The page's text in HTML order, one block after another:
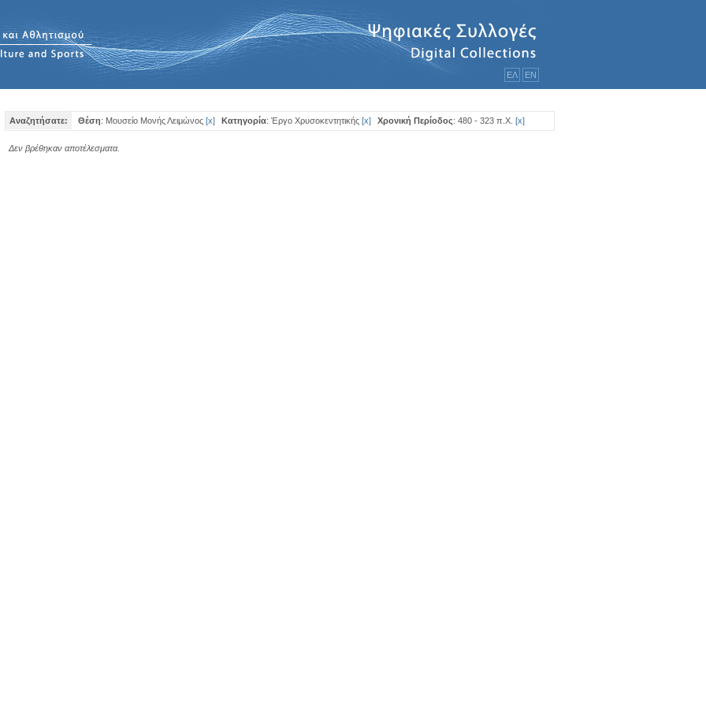
ΕΛ ΕΝ
Αναζητήσατε: Θέση: Μουσείο Μονής Λειμώνος [x] Κατηγορία: Έργο Χρυσοκεντητικής [x] Χρονική Περίοδος: 480 - 323 π.Χ. [x]
Δεν βρέθηκαν αποτέλεσματα.